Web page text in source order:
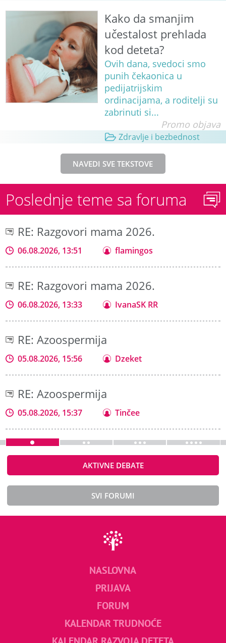
Kako da smanjim
učestalost prehlada
kod deteta?
Ovih dana, svedoci smo
punih čekaonica u
pedijatrijskim
ordinacijama, a roditelji su
zabrinuti si...
Promo objava
Zdravlje i bezbednost
NAVEDI SVE TEKSTOVE
Poslednje teme sa foruma
RE: Razgovori mama 2026.
06.08.2026, 13:51 flamingos
RE: Razgovori mama 2026.
06.08.2026, 13:33 IvanaSK RR
RE: Azoospermija
05.08.2026, 15:56 Dzeket
RE: Azoospermija
05.08.2026, 15:37 Tinčee
AKTIVNE DEBATE
SVI FORUMI
NASLOVNA
PRIJAVA
FORUM
KALENDAR TRUDNOĆE